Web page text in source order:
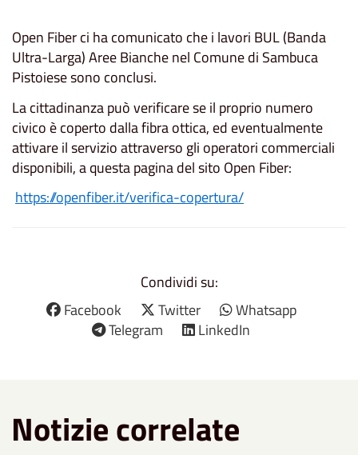
Open Fiber ci ha comunicato che i lavori BUL (Banda
Ultra-Larga) Aree Bianche nel Comune di Sambuca
Pistoiese sono conclusi.
La cittadinanza può verificare se il proprio numero
civico è coperto dalla fibra ottica, ed eventualmente
attivare il servizio attraverso gli operatori commerciali
disponibili, a questa pagina del sito Open Fiber:
https://openfiber.it/verifica-copertura/
Condividi su:
Facebook
Twitter
Whatsapp
Telegram
LinkedIn
Notizie correlate